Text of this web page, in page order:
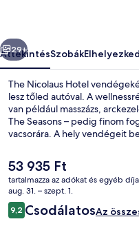
Következő
29+
ÁttekintésSzobák
The Nicolaus Hotel
lesz tőled autóval. A
van például masszázs,
The Seasons – pedig finom
vacsorára. A hely vendégeit
szálláshely következő
A
jelenlegi
ár
53 935 Ft
53 935 Ft
tartalmazza az adókat és egyéb
aug. 31. – szept. 1.
Értékelések
9,29,2 ennyiből: 10
CsodálatosAz